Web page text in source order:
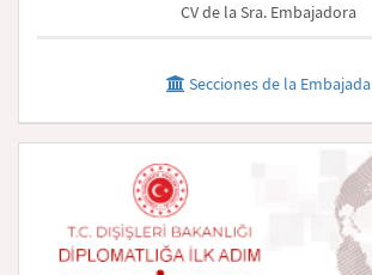
CV de la Sra. Embajadora
Secciones de la Embajada